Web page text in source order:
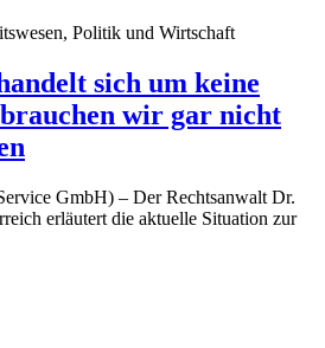
Politik und Wirtschaft
sich um keine
wir gar nicht
GmbH) – Der Rechtsanwalt Dr.
erläutert die aktuelle Situation zur